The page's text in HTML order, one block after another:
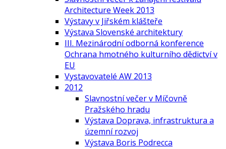
Architecture Week 2013
Výstavy v Jiřském klášteře
Výstava Slovenské architektury
III. Mezinárodní odborná konference
Ochrana hmotného kulturního dědictví v
EU
Vystavovatelé AW 2013
2012
Slavnostní večer v Míčovně
Pražského hradu
Výstava Doprava, infrastruktura a
územní rozvoj
Výstava Boris Podrecca